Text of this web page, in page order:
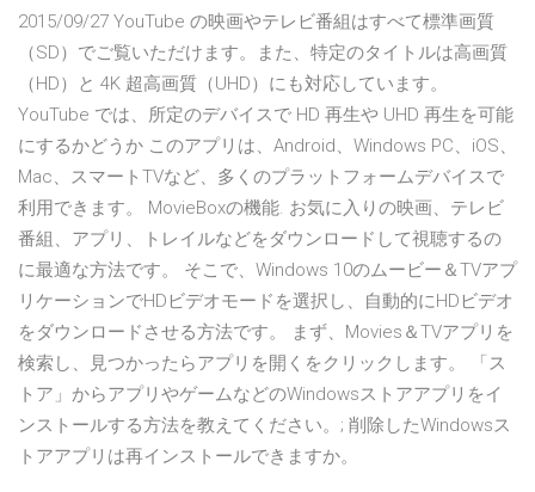
2015/09/27 YouTube の映画やテレビ番組はすべて標準画質
（SD）でご覧いただけます。また、特定のタイトルは高画質
（HD）と 4K 超高画質（UHD）にも対応しています。
YouTube では、所定のデバイスで HD 再生や UHD 再生を可能
にするかどうか このアプリは、Android、Windows PC、iOS、
Mac、スマートTVなど、多くのプラットフォームデバイスで
利用できます。 MovieBoxの機能. お気に入りの映画、テレビ
番組、アプリ、トレイルなどをダウンロードして視聴するの
に最適な方法です。 そこで、Windows 10のムービー＆TVアプ
リケーションでHDビデオモードを選択し、自動的にHDビデオ
をダウンロードさせる方法です。 まず、Movies＆TVアプリを
検索し、見つかったらアプリを開くをクリックします。 「ス
トア」からアプリやゲームなどのWindowsストアアプリをイ
ンストールする方法を教えてください。; 削除したWindowsス
トアアプリは再インストールできますか。